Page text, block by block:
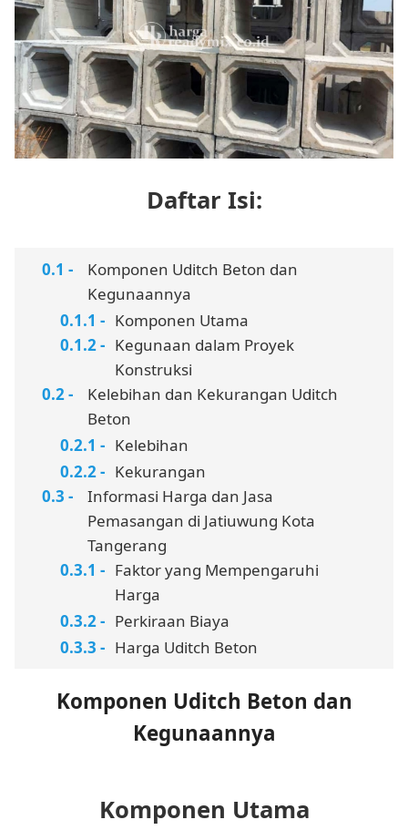
Daftar Isi:
Komponen Uditch Beton dan
Kegunaannya
Komponen Utama
Kegunaan dalam Proyek
Konstruksi
Kelebihan dan Kekurangan Uditch
Beton
Kelebihan
Kekurangan
Informasi Harga dan Jasa
Pemasangan di Jatiuwung Kota
Tangerang
Faktor yang Mempengaruhi
Harga
Perkiraan Biaya
Harga Uditch Beton
Komponen Uditch Beton dan
Kegunaannya
Komponen Utama